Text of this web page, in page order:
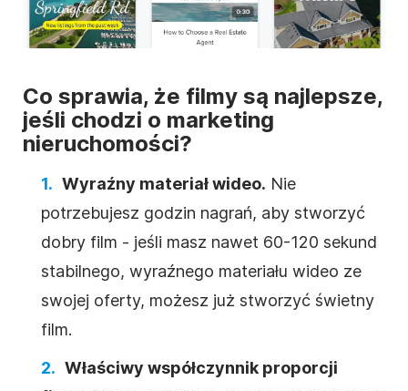
Co sprawia, że filmy są najlepsze,
jeśli chodzi o marketing
nieruchomości?
Wyraźny materiał wideo. Nie
potrzebujesz godzin nagrań, aby stworzyć
dobry film - jeśli masz nawet 60-120 sekund
stabilnego, wyraźnego materiału wideo ze
swojej oferty, możesz już stworzyć świetny
film.
Właściwy współczynnik proporcji